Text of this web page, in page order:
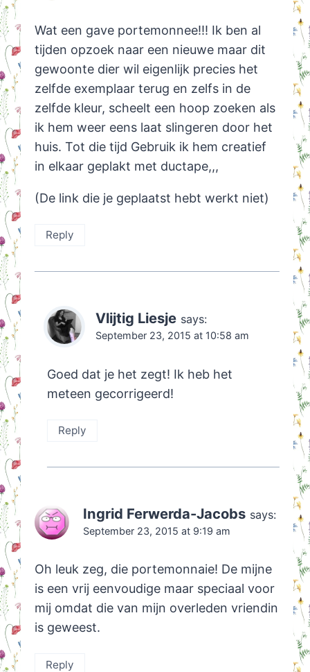
Wat een gave portemonnee!!! Ik ben al
tijden opzoek naar een nieuwe maar dit
gewoonte dier wil eigenlijk precies het
zelfde exemplaar terug en zelfs in de
zelfde kleur, scheelt een hoop zoeken als
ik hem weer eens laat slingeren door het
huis. Tot die tijd Gebruik ik hem creatief
in elkaar geplakt met ductape,,,
(De link die je geplaatst hebt werkt niet)
Reply
Vlijtig Liesje says:
September 23, 2015 at 10:58 am
Goed dat je het zegt! Ik heb het
meteen gecorrigeerd!
Reply
Ingrid Ferwerda-Jacobs says:
September 23, 2015 at 9:19 am
Oh leuk zeg, die portemonnaie! De mijne
is een vrij eenvoudige maar speciaal voor
mij omdat die van mijn overleden vriendin
is geweest.
Reply